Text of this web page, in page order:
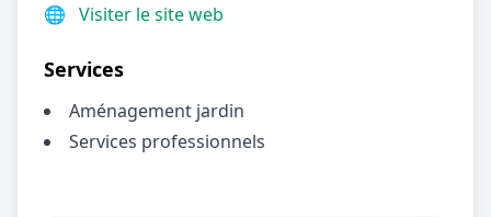
🌐 Visiter le site web
Services
Aménagement jardin
Services professionnels